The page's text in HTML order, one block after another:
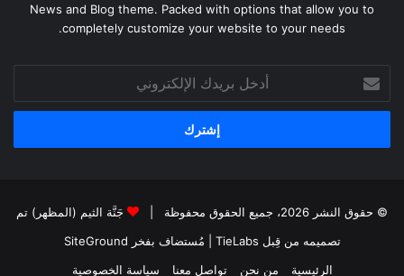
News and Blog theme. Packed with options that allow you to
completely customize your website to your needs.
بريدك
الإلكتروني
© حقوق النشر 2026، جميع الحقوق محفوظة |
جَنَّة الثيم (المظهر) تم
تصميمه من قِبل TieLabs
| مُستضاف بفخر SiteGround
الرئيسية
من نحن تواصل معنا سياسة الخصوصية